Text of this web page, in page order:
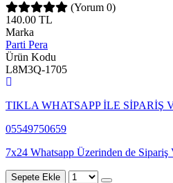
(Yorum 0)
140.00 TL
Marka
Parti Pera
Ürün Kodu
L8M3Q-1705
TIKLA WHATSAPP İLE SİPARİŞ
05549750659
7x24 Whatsapp Üzerinden de Sipariş
Sepete Ekle